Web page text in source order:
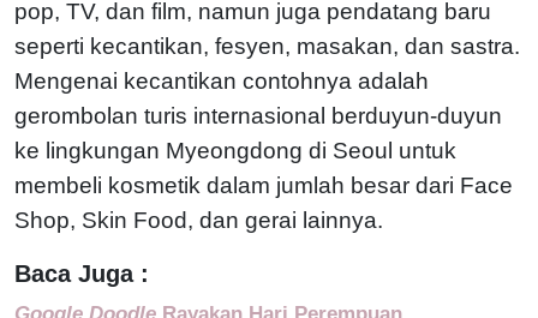
pop, TV, dan film, namun juga pendatang baru
seperti kecantikan, fesyen, masakan, dan sastra.
Mengenai kecantikan contohnya adalah
gerombolan turis internasional berduyun-duyun
ke lingkungan Myeongdong di Seoul untuk
membeli kosmetik dalam jumlah besar dari Face
Shop, Skin Food, dan gerai lainnya.
Baca Juga :
Google Doodle Rayakan Hari Perempuan